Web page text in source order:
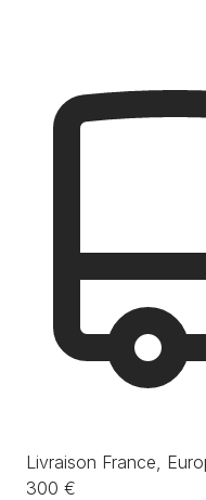
Livraison France,
300 €